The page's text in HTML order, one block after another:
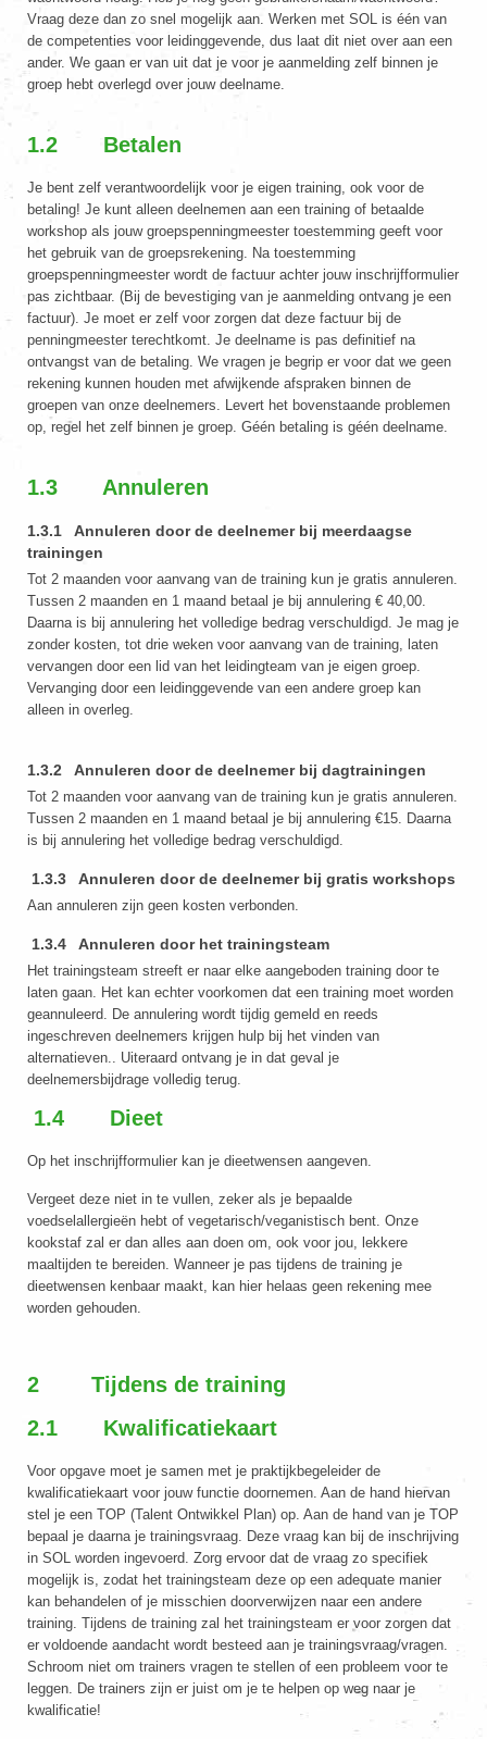
Vraag deze dan zo snel mogelijk aan. Werken met SOL is één van
de competenties voor leidinggevende, dus laat dit niet over aan een
ander. We gaan er van uit dat je voor je aanmelding zelf binnen je
groep hebt overlegd over jouw deelname.
1.2 Betalen
Je bent zelf verantwoordelijk voor je eigen training, ook voor de
betaling! Je kunt alleen deelnemen aan een training of betaalde
workshop als jouw groepspenningmeester toestemming geeft voor
het gebruik van de groepsrekening. Na toestemming
groepspenningmeester wordt de factuur achter jouw inschrijfformulier
pas zichtbaar. (Bij de bevestiging van je aanmelding ontvang je een
factuur). Je moet er zelf voor zorgen dat deze factuur bij de
penningmeester terechtkomt. Je deelname is pas definitief na
ontvangst van de betaling. We vragen je begrip er voor dat we geen
rekening kunnen houden met afwijkende afspraken binnen de
groepen van onze deelnemers. Levert het bovenstaande problemen
op, regel het zelf binnen je groep. Géén betaling is géén deelname.
1.3 Annuleren
1.3.1 Annuleren door de deelnemer bij meerdaagse
trainingen
Tot 2 maanden voor aanvang van de training kun je gratis annuleren.
Tussen 2 maanden en 1 maand betaal je bij annulering € 40,00.
Daarna is bij annulering het volledige bedrag verschuldigd. Je mag je
zonder kosten, tot drie weken voor aanvang van de training, laten
vervangen door een lid van het leidingteam van je eigen groep.
Vervanging door een leidinggevende van een andere groep kan
alleen in overleg.
1.3.2 Annuleren door de deelnemer bij dagtrainingen
Tot 2 maanden voor aanvang van de training kun je gratis annuleren.
Tussen 2 maanden en 1 maand betaal je bij annulering €15. Daarna
is bij annulering het volledige bedrag verschuldigd.
1.3.3 Annuleren door de deelnemer bij gratis workshops
Aan annuleren zijn geen kosten verbonden.
1.3.4 Annuleren door het trainingsteam
Het trainingsteam streeft er naar elke aangeboden training door te
laten gaan. Het kan echter voorkomen dat een training moet worden
geannuleerd. De annulering wordt tijdig gemeld en reeds
ingeschreven deelnemers krijgen hulp bij het vinden van
alternatieven.. Uiteraard ontvang je in dat geval je
deelnemersbijdrage volledig terug.
1.4 Dieet
Op het inschrijfformulier kan je dieetwensen aangeven.
Vergeet deze niet in te vullen, zeker als je bepaalde
voedselallergieën hebt of vegetarisch/veganistisch bent. Onze
kookstaf zal er dan alles aan doen om, ook voor jou, lekkere
maaltijden te bereiden. Wanneer je pas tijdens de training je
dieetwensen kenbaar maakt, kan hier helaas geen rekening mee
worden gehouden.
2 Tijdens de training
2.1 Kwalificatiekaart
Voor opgave moet je samen met je praktijkbegeleider de
kwalificatiekaart voor jouw functie doornemen. Aan de hand hiervan
stel je een TOP (Talent Ontwikkel Plan) op. Aan de hand van je TOP
bepaal je daarna je trainingsvraag. Deze vraag kan bij de inschrijving
in SOL worden ingevoerd. Zorg ervoor dat de vraag zo specifiek
mogelijk is, zodat het trainingsteam deze op een adequate manier
kan behandelen of je misschien doorverwijzen naar een andere
training. Tijdens de training zal het trainingsteam er voor zorgen dat
er voldoende aandacht wordt besteed aan je trainingsvraag/vragen.
Schroom niet om trainers vragen te stellen of een probleem voor te
leggen. De trainers zijn er juist om je te helpen op weg naar je
kwalificatie!